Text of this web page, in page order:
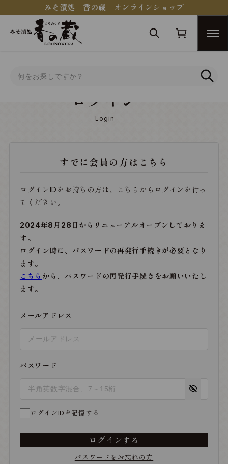
みそ漬処 香の蔵 オンラインショップ
ログイン
Login
すでに会員の方はこちら
ログインIDをお持ちの方は、こちらからログインを行っ
てください。
2024年8月28日からリニューアルオープンしておりま
す。
ログイン時に、パスワードの再発行手続きが必要となり
ます。
こちら から、パスワードの再発行手続きをお願いいたし
ます。
メールアドレス
パスワード
ログインIDを記憶する
ログインする
パスワードをお忘れの方